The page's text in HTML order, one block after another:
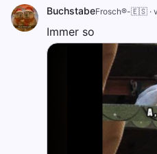
BuchstabeFrosch®-🇪🇸 ·
Immer so